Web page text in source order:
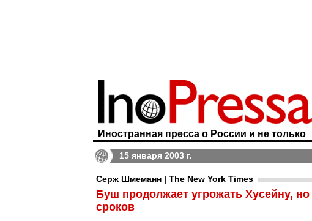
Иностранная пресса о России и не только
15 января 2003 г.
Серж Шмеманн | The New York Times
Буш продолжает угрожать Хусейну,
сроков